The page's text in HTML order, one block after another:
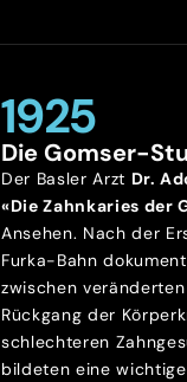
1925
Die Gomser-
Der Basler Arzt Dr.
«Die Zahnkaries der
Ansehen. Nach der
Furka-Bahn
zwischen
Rückgang der
schlechteren
bildeten eine